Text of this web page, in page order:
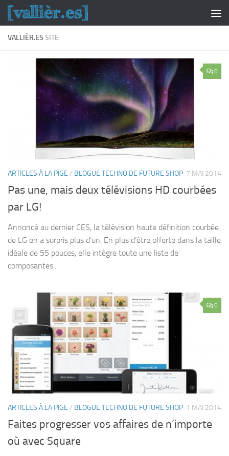
Skip to content
VALLIÈR.ES SITE
0
ARTICLES À LA PIGE / BLOGUE TECHNO DE FUTURE SHOP 7 MAI 2014
Pas une, mais deux télévisions HD courbées
par LG!
Annoncé au dernier CES, la télévision haute définition courbée
de LG en a surpris plus d’un. En plus d’être offerte dans la taille
idéale de 55 pouces, elle intègre toute une liste de
composantes...
0
ARTICLES À LA PIGE / BLOGUE TECHNO DE FUTURE SHOP 1 MAI 2014
Faites progresser vos affaires de n’importe
où avec Square